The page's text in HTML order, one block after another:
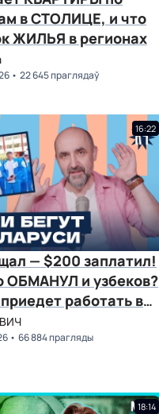
в СТОЛИЦЕ, и что
ЖИЛЬЯ в регионах
22 645 праглядаў
16:22
— $200 заплатил!
ОБМАНУЛ и узбеков?
работать в
66 884 прагляды
18:14